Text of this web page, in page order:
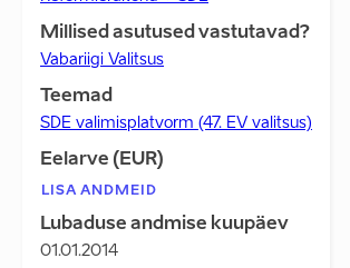
Millised asutused vastutavad?
Vabariigi Valitsus
Teemad
SDE valimisplatvorm (47. EV valitsus)
Eelarve (EUR)
LISA ANDMEID
Lubaduse andmise kuupäev
01.01.2014